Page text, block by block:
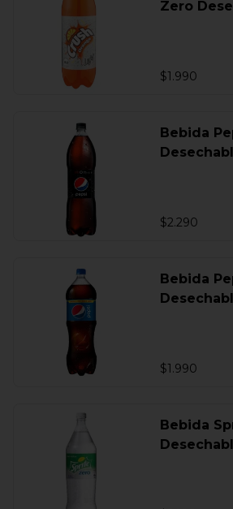
Zero
$1.990
Bebida
$2.290
Bebida
$1.990
Bebida